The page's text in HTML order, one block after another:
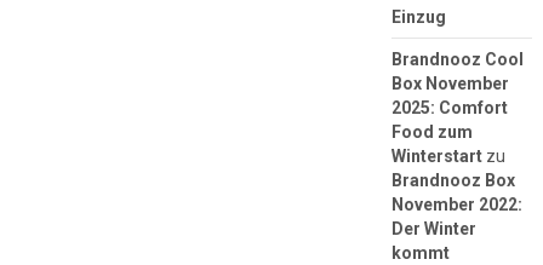
Einzug
Brandnooz Cool
Box November
2025: Comfort
Food zum
Winterstartzu
Brandnooz Box
November 2022:
Der Winter
kommt